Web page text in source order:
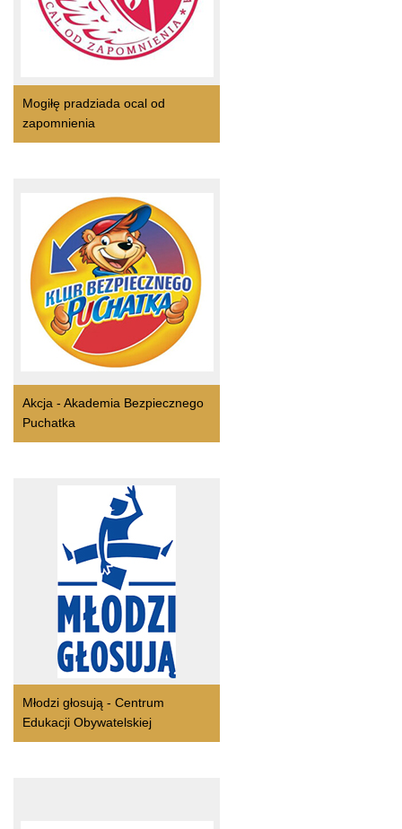
Mogiłę pradziada ocal od
zapomnienia
Akcja - Akademia Bezpiecznego
Puchatka
Młodzi głosują - Centrum
Edukacji Obywatelskiej